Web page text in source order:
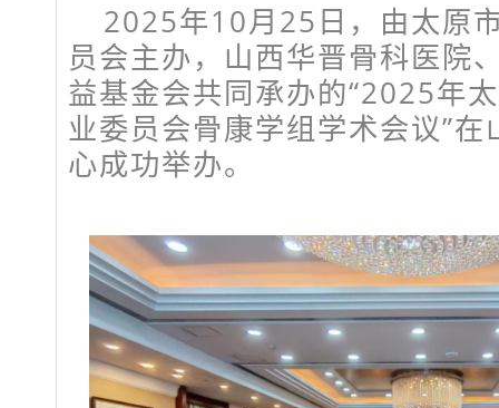
2025年10月25日，由太原
员会主办，山西华晋骨科医院
益基金会共同承办的“2025年
业委员会骨康学组学术会议”
心成功举办。